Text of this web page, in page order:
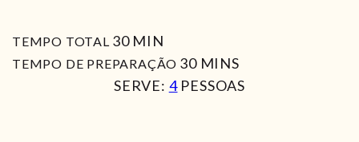
TEMPO TOTAL 30MIN
MIN
TEMPO DE PREPARAÇÃO 30MIN
MINS
SERVE: 4 PESSOAS